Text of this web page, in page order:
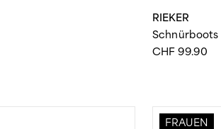
RIEKER
Schnürboots
CHF 99.90
FRAUEN